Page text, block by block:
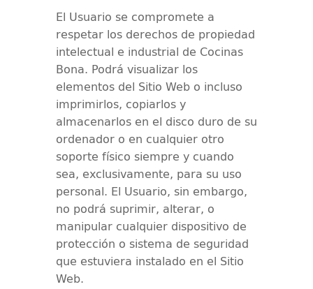
El Usuario se compromete a
respetar los derechos de propiedad
intelectual e industrial de Cocinas
Bona. Podrá visualizar los
elementos del Sitio Web o incluso
imprimirlos, copiarlos y
almacenarlos en el disco duro de su
ordenador o en cualquier otro
soporte físico siempre y cuando
sea, exclusivamente, para su uso
personal. El Usuario, sin embargo,
no podrá suprimir, alterar, o
manipular cualquier dispositivo de
protección o sistema de seguridad
que estuviera instalado en el Sitio
Web.